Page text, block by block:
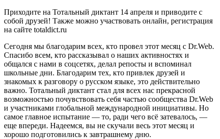
Приходите на Тотальный диктант 14 апреля и приводите с
собой друзей! Также можно участвовать онлайн, регистрация
на сайте totaldict.ru
Сегодня мы благодарим всех, кто провел этот месяц с Dr.Web.
Спасибо всем, кто рассказывал о наших активностях и
общался с нами в соцсетях, делал репосты и вспоминал
школьные дни. Благодарим тех, кто привлек друзей и
знакомых к разговору о русском языке, это действительно
важно. Тотальный диктант стал для всех нас прекрасной
возможностью почувствовать себя частью сообщества Dr.Web
и участниками глобальной международной инициативы. Но
самое главное испытание — то, ради чего всё затевалось, —
еще впереди. Надеемся, вы не скучали весь этот месяц и
хорошо подготовились к завтрашнему дню.